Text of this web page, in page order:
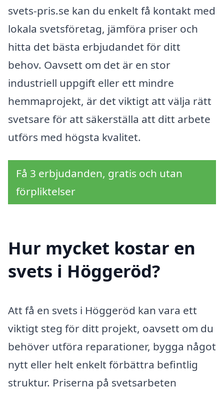
svets-pris.se kan du enkelt få kontakt med
lokala svetsföretag, jämföra priser och
hitta det bästa erbjudandet för ditt
behov. Oavsett om det är en stor
industriell uppgift eller ett mindre
hemmaprojekt, är det viktigt att välja rätt
svetsare för att säkerställa att ditt arbete
utförs med högsta kvalitet.
Få 3 erbjudanden, gratis och utan
förpliktelser
Hur mycket kostar en
svets i Höggeröd?
Att få en svets i Höggeröd kan vara ett
viktigt steg för ditt projekt, oavsett om du
behöver utföra reparationer, bygga något
nytt eller helt enkelt förbättra befintlig
struktur. Priserna på svetsarbeten